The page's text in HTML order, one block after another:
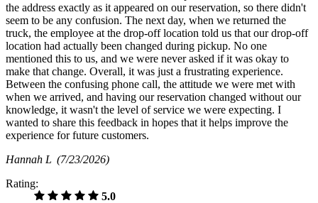
the address exactly as it appeared on our reservation, so there didn't
seem to be any confusion. The next day, when we returned the
truck, the employee at the drop-off location told us that our drop-off
location had actually been changed during pickup. No one
mentioned this to us, and we were never asked if it was okay to
make that change. Overall, it was just a frustrating experience.
Between the confusing phone call, the attitude we were met with
when we arrived, and having our reservation changed without our
knowledge, it wasn't the level of service we were expecting. I
wanted to share this feedback in hopes that it helps improve the
experience for future customers.
Hannah L (7/23/2026)
Rating:
5.0